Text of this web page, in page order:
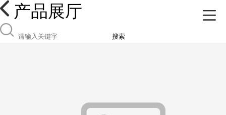
产品展厅
搜索